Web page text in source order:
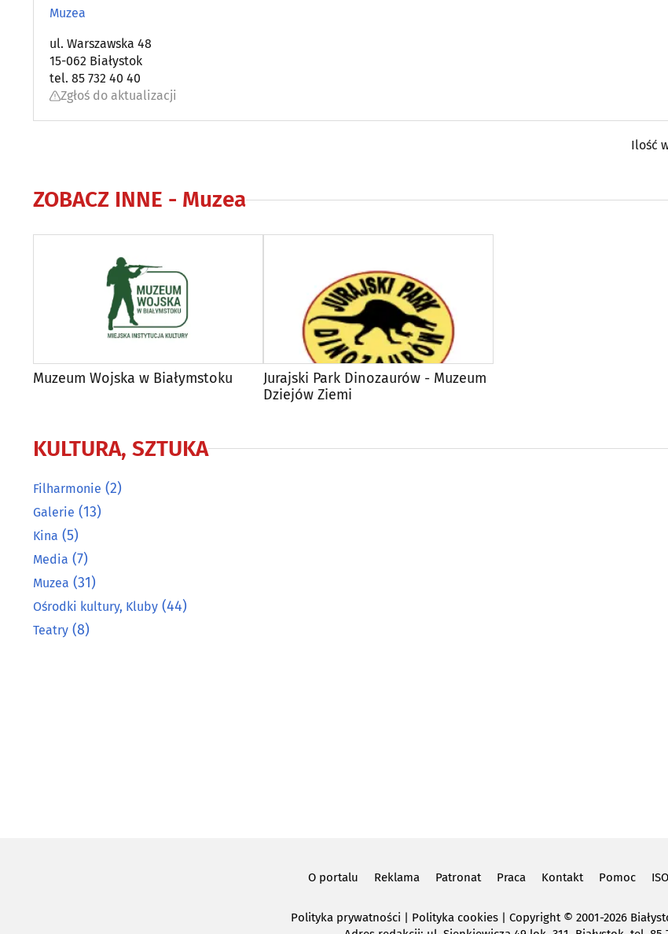
Muzea
ul. Warszawska 48
15-062 Białystok
tel. 85 732 40 40
Zgłoś do aktualizacji
Ilość
ZOBACZ INNE - Muzea
Muzeum Wojska w Białymstoku
Jurajski Park Dinozaurów - Muzeum
Dziejów Ziemi
KULTURA, SZTUKA
Filharmonie (2)
Galerie (13)
Kina (5)
Media (7)
Muzea (31)
Ośrodki kultury, Kluby (44)
Teatry (8)
O portalu Reklama Patronat Praca Kontakt Pomoc
Polityka prywatności | Polityka cookies Copyright© 2001-2026